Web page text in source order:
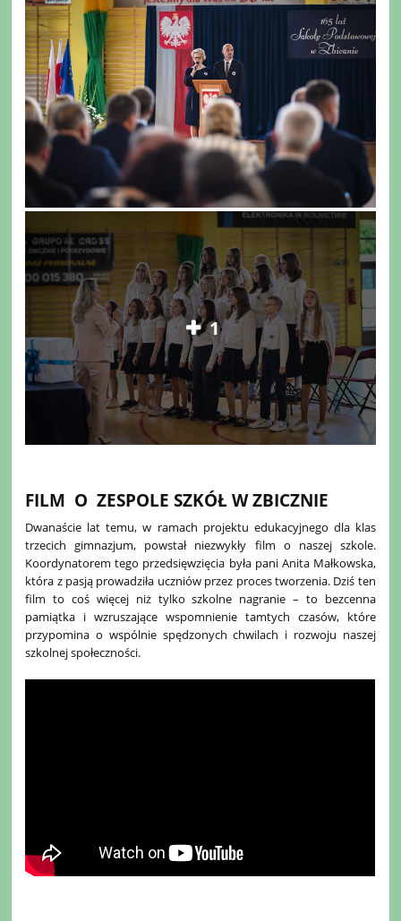
1
FILM O ZESPOLE SZKÓŁ W ZBICZNIE
Dwanaście lat temu, w ramach projektu edukacyjnego dla klas
trzecich gimnazjum, powstał niezwykły film o naszej szkole.
Koordynatorem tego przedsięwzięcia była pani Anita Małkowska,
która z pasją prowadziła uczniów przez proces tworzenia. Dziś ten
film to coś więcej niż tylko szkolne nagranie – to bezcenna
pamiątka i wzruszające wspomnienie tamtych czasów, które
przypomina o wspólnie spędzonych chwilach i rozwoju naszej
szkolnej społeczności.